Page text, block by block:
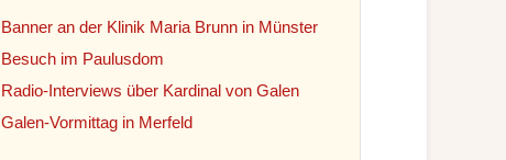
Banner an der Klinik Maria Brunn in Münster
Besuch im Paulusdom
Radio-Interviews über Kardinal von Galen
Galen-Vormittag in Merfeld